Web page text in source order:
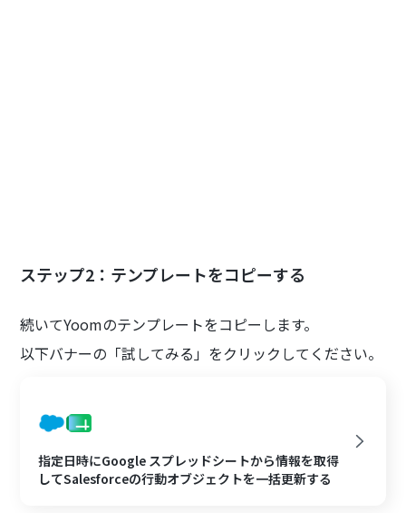
ステップ2：テンプレートをコピーする
続いてYoomのテンプレートをコピーします。
以下バナーの「試してみる」をクリックしてください。
指定日時にGoogle スプレッドシートから情報を取得
してSalesforceの行動オブジェクトを一括更新する